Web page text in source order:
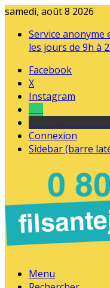
samedi, août 8 2026
Service
les jours de 9h à
Facebook
X
Instagram
Connexion
Sidebar (barre
Menu